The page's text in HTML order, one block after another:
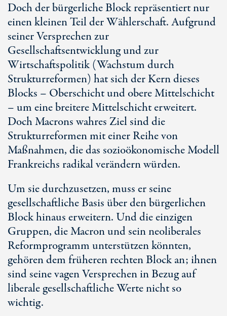
Doch der bürgerliche Block repräsentiert nur
einen kleinen Teil der Wählerschaft. Aufgrund
seiner Versprechen zur
Gesellschaftsentwicklung und zur
Wirtschaftspolitik (Wachstum durch
Strukturreformen) hat sich der Kern dieses
Blocks – Oberschicht und obere Mittelschicht
– um eine breitere Mittelschicht erweitert.
Doch Macrons wahres Ziel sind die
Strukturreformen mit einer Reihe von
Maßnahmen, die das sozioökonomische Modell
Frankreichs radikal verändern würden.
Um sie durchzusetzen, muss er seine
gesellschaftliche Basis über den bürgerlichen
Block hinaus erweitern. Und die einzigen
Gruppen, die Macron und sein neoliberales
Reformprogramm unterstützen könnten,
gehören dem früheren rechten Block an; ihnen
sind seine vagen Versprechen in Bezug auf
liberale gesellschaftliche Werte nicht so
wichtig.